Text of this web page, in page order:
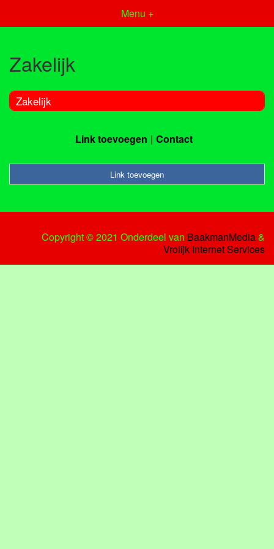
Menu +
Zakelijk
Zakelijk
Link toevoegen Contact
Link toevoegen
Copyright © 2021 Onderdeel van BaakmanMedia&
Vrolijk Internet Services